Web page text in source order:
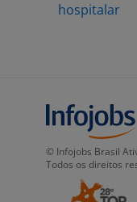
hospitalar
© Infojobs Brasil
Todos os direitos